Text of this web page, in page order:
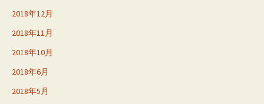
2018年12月
2018年11月
2018年10月
2018年6月
2018年5月